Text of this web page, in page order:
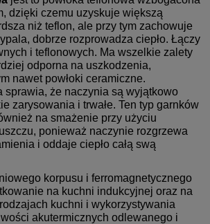
dzięki czemu uzyskuje większą
niż teflon, ale przy tym zachowuje
dobrze rozprowadza ciepło. Łączy
i teflonowych. Ma wszelkie zalety
odporna na uszkodzenia,
nawet powłoki ceramiczne.
sprawia, że naczynia są wyjątkowo
zarysowania i trwałe. Ten typ garnków
na smażenie przy użyciu
ponieważ naczynie rozgrzewa
i oddaje ciepło całą swą
korpusu i ferromagnetycznego
na kuchni indukcyjnej oraz na
kuchni i wykorzystywania
akutermicznych odlewanego i